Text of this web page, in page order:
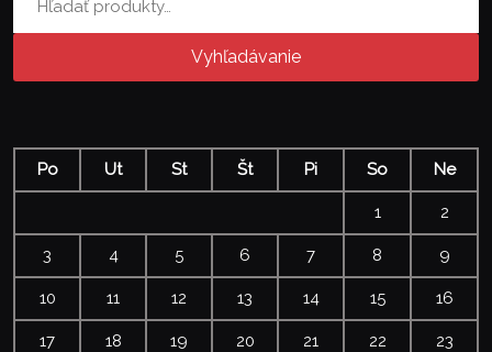
Vyhľadávanie
Po Ut St Št Pi So Ne
1 2
3 4 5 6 7 8 9
10 11 12 13 14 15 16
17 18 19 20 21 22 23